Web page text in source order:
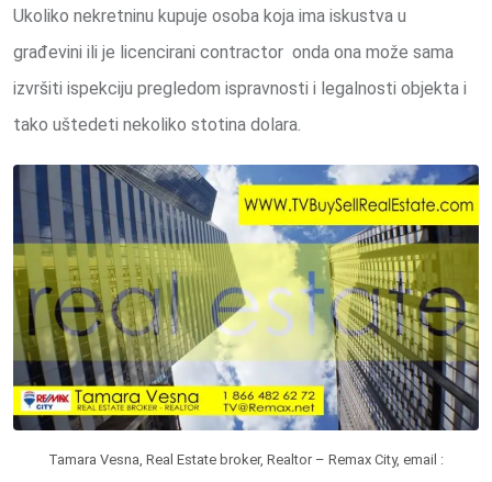
Ukoliko nekretninu kupuje osoba koja ima iskustva u
građevini ili je licencirani contractor onda ona može sama
izvršiti ispekciju pregledom ispravnosti i legalnosti objekta i
tako uštedeti nekoliko stotina dolara.
Tamara Vesna, Real Estate broker, Realtor – Remax City, email :